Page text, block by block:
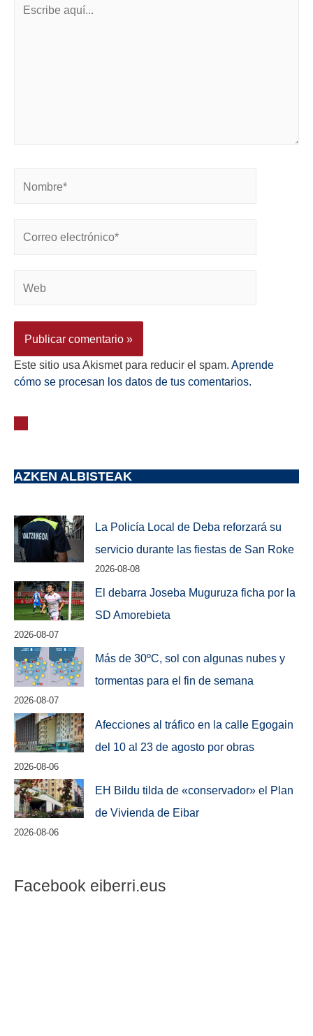
Este sitio usa Akismet para reducir el spam. Aprende
cómo se procesan los datos de tus comentarios.
AZKEN ALBISTEAK
La Policía Local de Deba reforzará su
servicio durante las fiestas de San Roke
2026-08-08
El debarra Joseba Muguruza ficha por la
SD Amorebieta
2026-08-07
Más de 30ºC, sol con algunas nubes y
tormentas para el fin de semana
2026-08-07
Afecciones al tráfico en la calle Egogain
del 10 al 23 de agosto por obras
2026-08-06
EH Bildu tilda de «conservador» el Plan
de Vivienda de Eibar
2026-08-06
Facebook eiberri.eus